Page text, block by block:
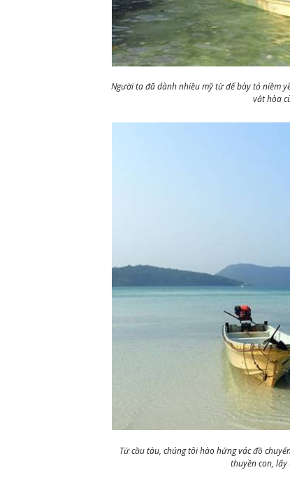
Người ta đã dành nhiều mỹ từ để bày tỏ niềm
vắt hòa
Từ cầu tàu, chúng tôi hào hứng vác đồ
thuyền con,